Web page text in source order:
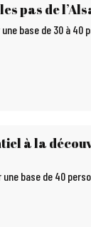
pas de
base de 30 à 40
à la
base de 40